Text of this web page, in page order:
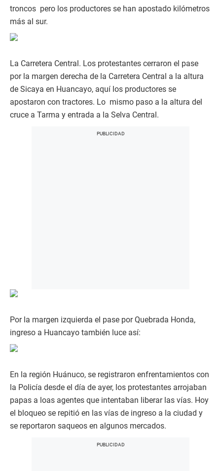
troncos pero los productores se han apostado kilómetros
más al sur.
La Carretera Central. Los protestantes cerraron el pase
por la margen derecha de la Carretera Central a la altura
de Sicaya en Huancayo, aquí los productores se
apostaron con tractores. Lo mismo paso a la altura del
cruce a Tarma y entrada a la Selva Central.
Por la margen izquierda el pase por Quebrada Honda,
ingreso a Huancayo también luce así:
En la región Huánuco, se registraron enfrentamientos con
la Policía desde el día de ayer, los protestantes arrojaban
papas a loas agentes que intentaban liberar las vías. Hoy
el bloqueo se repitió en las vías de ingreso a la ciudad y
se reportaron saqueos en algunos mercados.